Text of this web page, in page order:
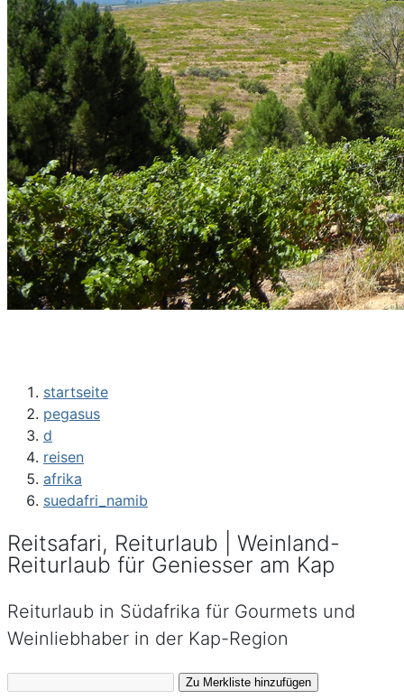
startseite
pegasus
d
reisen
afrika
suedafri_namib
Reitsafari, Reiturlaub | Weinland-
Reiturlaub für Geniesser am Kap
Reiturlaub in Südafrika für Gourmets und
Weinliebhaber in der Kap-Region